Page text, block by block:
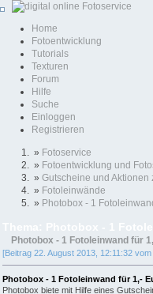
Home
Fotoentwicklung
Tutorials
Texturen
Forum
Hilfe
Suche
Einloggen
Registrieren
» Fotoservice
» Fotoentwicklung und
» Gutscheine und Aktionen
» Fotoleinwände
» Photobox - 1
Photobox - 1 Fotoleinwand für
[Beitrag 22. August 2013, 12:11:32 vom
Photobox - 1 Fotoleinwand für 1,-
Photobox biete mit Hilfe eines